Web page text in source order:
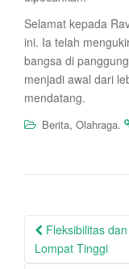
Selamat kepada
ini. Ia telah
bangsa di
menjadi awal dari
mendatang.
Berita, Olahraga.
Post
navigation
Fleksibilitas
Lompat Tinggi